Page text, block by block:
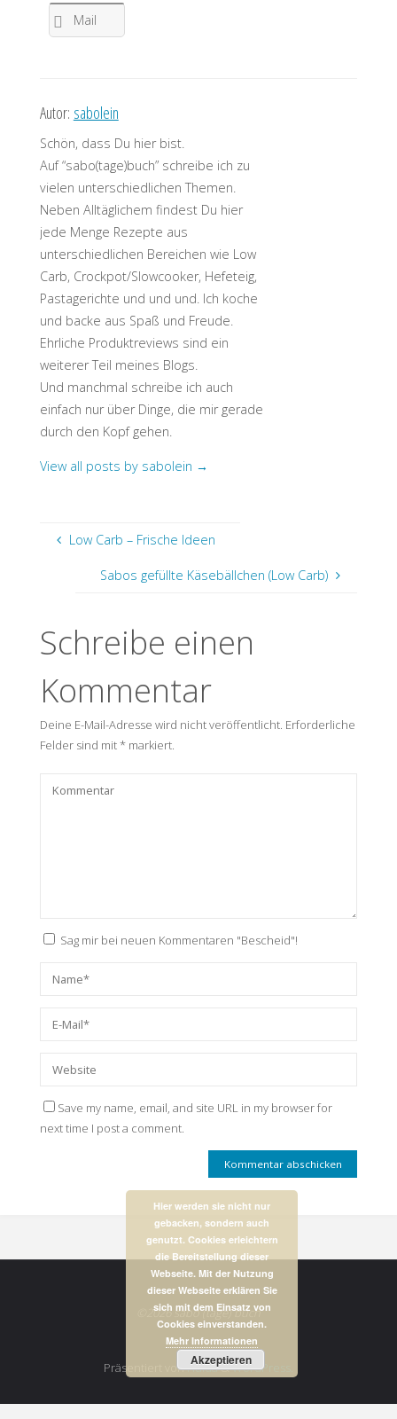
Mail
Autor: sabolein
Schön, dass Du hier bist.
Auf “sabo(tage)buch” schreibe ich zu
vielen unterschiedlichen Themen.
Neben Alltäglichem findest Du hier
jede Menge Rezepte aus
unterschiedlichen Bereichen wie Low
Carb, Crockpot/Slowcooker, Hefeteig,
Pastagerichte und und und. Ich koche
und backe aus Spaß und Freude.
Ehrliche Produktreviews sind ein
weiterer Teil meines Blogs.
Und manchmal schreibe ich auch
einfach nur über Dinge, die mir gerade
durch den Kopf gehen.
View all posts by sabolein →
Low Carb – Frische Ideen
Sabos gefüllte Käsebällchen (Low Carb)
Schreibe einen
Kommentar
Deine E-Mail-Adresse wird nicht veröffentlicht. Erforderliche
Felder sind mit*markiert.
Sag mir bei neuen Kommentaren "Bescheid"!
Save my name, email, and site URL in my browser for
next time I post a comment.
©2026 sabo (tage) buch
Präsentiert vonFluida&WordPress.
Hier werden sie nicht nur
gebacken, sondern auch
genutzt. Cookies erleichtern
die Bereitstellung dieser
Webseite. Mit der Nutzung
dieser Webseite erklären Sie
sich mit dem Einsatz von
Cookies einverstanden.
Mehr Informationen
Akzeptieren